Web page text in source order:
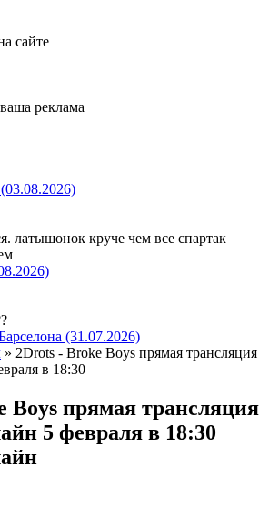
сайте
реклама
латышонок круче чем все спартак
(31.07.2026)
» 2Drots - Broke Boys прямая трансляция
в 18:30
Boys прямая трансляция
5 февраля в 18:30